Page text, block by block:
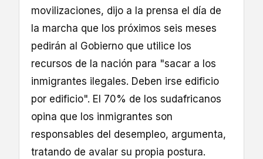
movilizaciones, dijo a la prensa el día de
la marcha que los próximos seis meses
pedirán al Gobierno que utilice los
recursos de la nación para "sacar a los
inmigrantes ilegales. Deben irse edificio
por edificio". El 70% de los sudafricanos
opina que los inmigrantes son
responsables del desempleo, argumenta,
tratando de avalar su propia postura.